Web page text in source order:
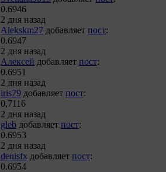
0.6946
2 дня назад
Alekskm27 добавляет пост:
0.6947
2 дня назад
Алексей добавляет пост:
0.6951
2 дня назад
iris79 добавляет пост:
0,7116
2 дня назад
gleb добавляет пост:
0.6953
2 дня назад
denisfx добавляет пост:
0.6954